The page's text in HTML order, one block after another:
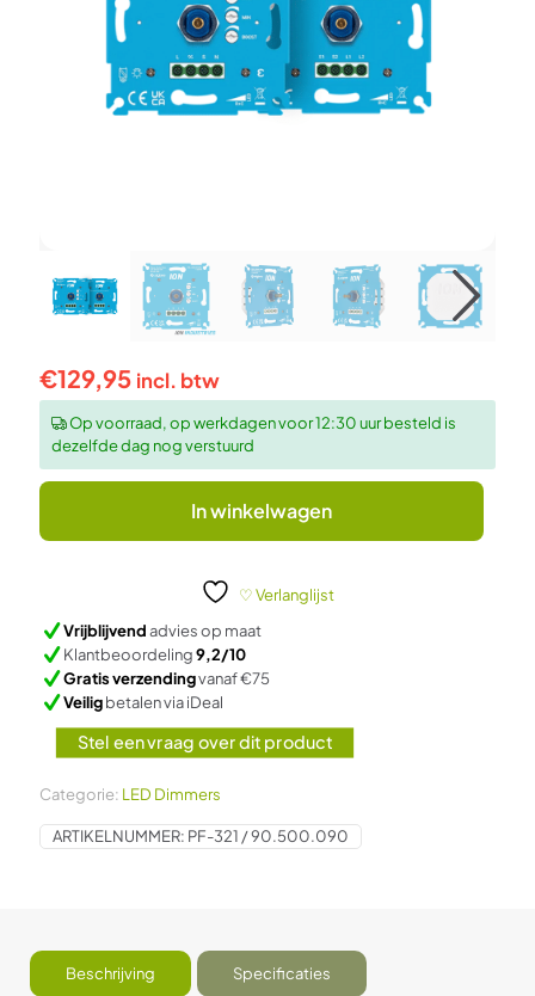
€129,95 incl. btw
Op voorraad, op werkdagen voor 12:30 uur besteld is
dezelfde dag nog verstuurd
In winkelwagen
♡ Verlanglijst
Vrijblijvendadvies op maat
Klantbeoordeling9,2/10
Gratis verzendingvanaf €75
Veiligbetalen via iDeal
Stel een vraag over dit product
Categorie: LED Dimmers
ARTIKELNUMMER: PF-321 / 90.500.090
Beschrijving Specificaties